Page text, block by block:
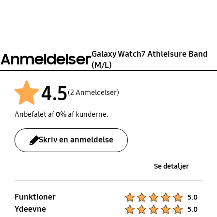
AnmeldelserGalaxy Watch7 Athleisure Band
(M/L)
4.5(2 Anmeldelser)
Anbefalet af 0% af kunderne.
Skriv en anmeldelse
Se detaljer
Funktioner 5.0
Ydeevne 5.0